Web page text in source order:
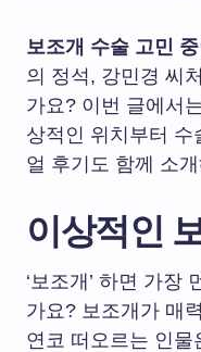
보조개 수술 고민
의 정석, 강민경 씨
가요? 이번 글에서
상적인 위치부터 수
얼 후기도 함께 소
이상적인
‘보조개’ 하면 가장
가요? 보조개가 매
연코 떠오르는 인물